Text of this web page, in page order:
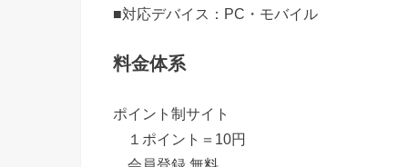
■対応デバイス：PC・モバイル
料金体系
ポイント制サイト
１ポイント＝10円